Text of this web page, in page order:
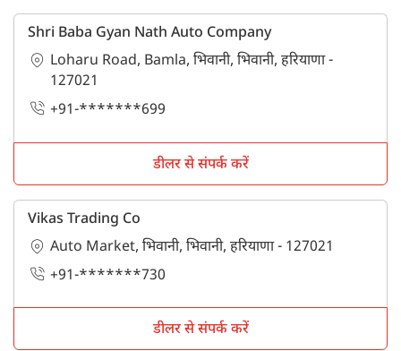
Shri Baba Gyan Nath Auto Company
Loharu Road, Bamla, भिवानी, भिवानी, हरियाणा -
127021
+91-*******699
डीलर से संपर्क करें
Vikas Trading Co
Auto Market, भिवानी, भिवानी, हरियाणा - 127021
+91-*******730
डीलर से संपर्क करें